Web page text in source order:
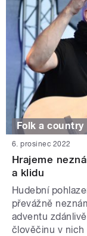
Folk a country
6. prosinec 2022
Hrajeme
a klidu
Hudební
převážně
adventu
člověčinu v nich